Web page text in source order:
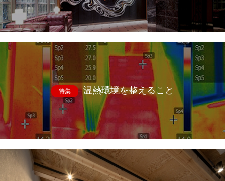
特集 温熱環境を整えること